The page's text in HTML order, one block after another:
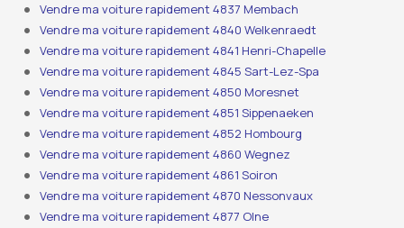
Vendre ma voiture rapidement 4837 Membach
Vendre ma voiture rapidement 4840 Welkenraedt
Vendre ma voiture rapidement 4841 Henri-Chapelle
Vendre ma voiture rapidement 4845 Sart-Lez-Spa
Vendre ma voiture rapidement 4850 Moresnet
Vendre ma voiture rapidement 4851 Sippenaeken
Vendre ma voiture rapidement 4852 Hombourg
Vendre ma voiture rapidement 4860 Wegnez
Vendre ma voiture rapidement 4861 Soiron
Vendre ma voiture rapidement 4870 Nessonvaux
Vendre ma voiture rapidement 4877 Olne